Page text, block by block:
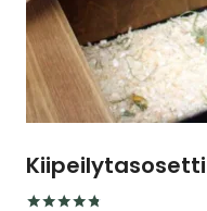
Kiipeilytasosetti